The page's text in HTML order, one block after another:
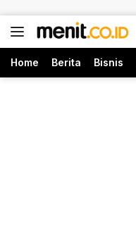
Home Berita Bisnis